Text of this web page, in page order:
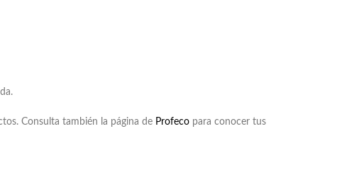
Consulta también la página de Profeco para conocer tus